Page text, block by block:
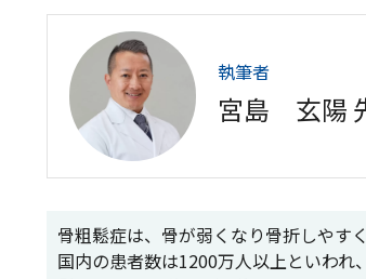
執筆者
宮島 玄陽
骨粗鬆症は、骨が弱くなり骨折しやす
国内の患者数は1200万人以上といわ